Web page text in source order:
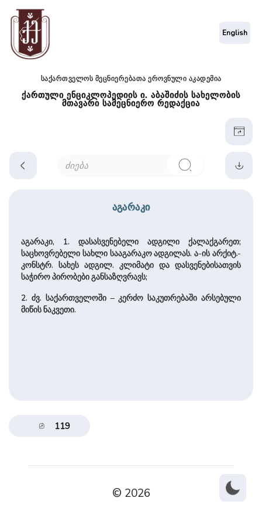
საქართველოს მეცნიერებათა ეროვნული აკადემია
ქართული ენციკლოპედიის ი. აბაშიძის სახელობის
მთავარი სამეცნიერო რედაქცია
English
აგარაკი
აგარაკი, 1. დასასვენებელი ადგილი ქალაქგარეთ;
საცხოვრებელი სახლი სააგარაკო ადგილას. ა-ის არქიტ.-
კონსტრ. სახეს ადგილ. კლიმატი და დასვენებისათვის
საჭირო პირობები განსაზღვრავს;
2. ძვ. საქართველოში – კერძო საკუთრებაში არსებული
მიწის ნაკვეთი.
119
© 2026